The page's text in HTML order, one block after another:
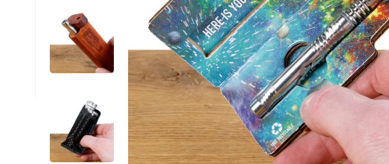
NÜTZLICHES
Kundenbewertungen lesen
Schreib uns auf WhatsApp
Kundenservice kontaktieren